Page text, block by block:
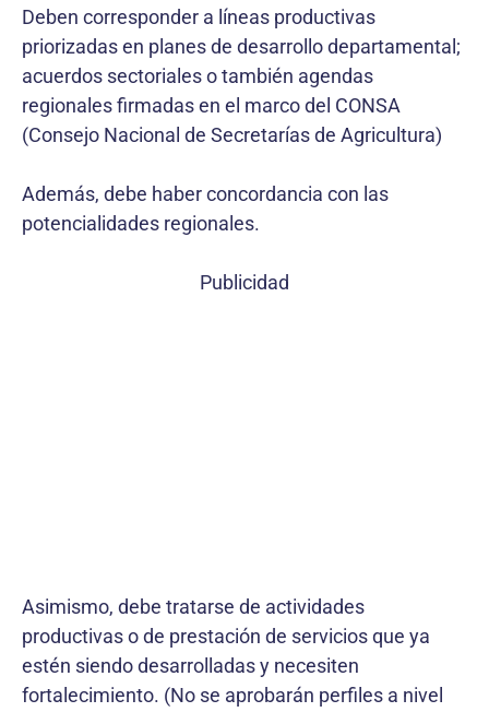
Deben corresponder a líneas productivas
priorizadas en planes de desarrollo departamental;
acuerdos sectoriales o también agendas
regionales firmadas en el marco del CONSA
(Consejo Nacional de Secretarías de Agricultura)
Además, debe haber concordancia con las
potencialidades regionales.
Publicidad
Asimismo, debe tratarse de actividades
productivas o de prestación de servicios que ya
estén siendo desarrolladas y necesiten
fortalecimiento. (No se aprobarán perfiles a nivel